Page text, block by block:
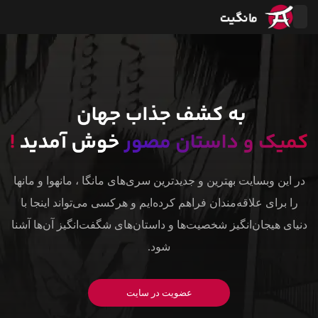
در این وبسایت بهترین و جدیدترین سری‌های مانگا ، مانهوا و مانها
را برای علاقه‌مندان فراهم کرده‌ایم و هرکسی می‌تواند اینجا با
دنیای هیجان‌انگیز شخصیت‌ها و داستان‌های شگفت‌انگیز آن‌ها آشنا
شود.
عضویت در سایت